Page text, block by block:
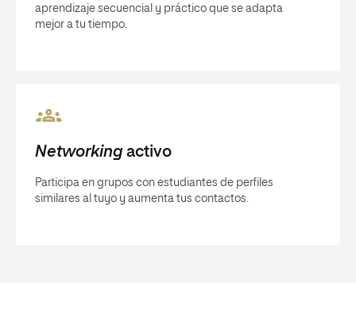
aprendizaje secuencial y práctico que se adapta
mejor a tu tiempo.
Networkingactivo
Participa en grupos con estudiantes de perfiles
similares al tuyo y aumenta tus contactos.